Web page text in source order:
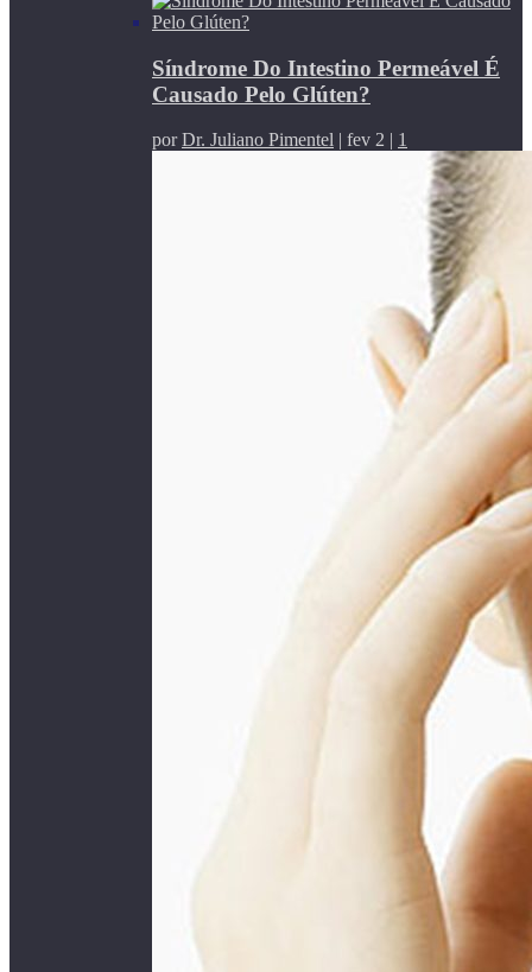
Síndrome Do Intestino Permeável É
Causado Pelo Glúten?
porDr. Juliano Pimentel | fev 2 | 1